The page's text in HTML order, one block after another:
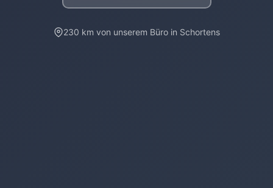
230 km von unserem Büro in Schortens